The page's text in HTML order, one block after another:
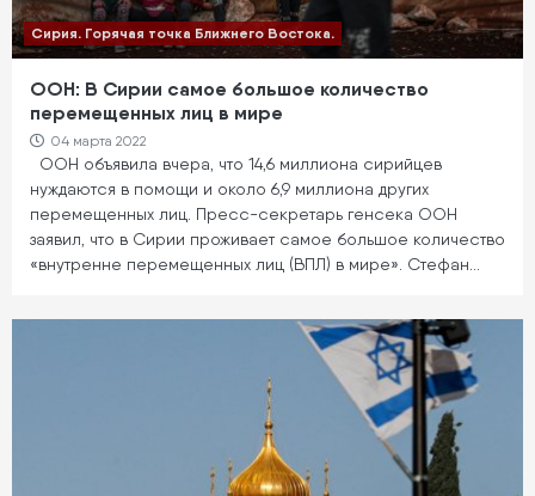
Сирия. Горячая точка Ближнего Востока.
ООН: В Сирии самое большое количество
перемещенных лиц в мире
04 марта 2022
ООН объявила вчера, что 14,6 миллиона сирийцев
нуждаются в помощи и около 6,9 миллиона других
перемещенных лиц. Пресс-секретарь генсека ООН
заявил, что в Сирии проживает самое большое количество
«внутренне перемещенных лиц (ВПЛ) в мире». Стефан…